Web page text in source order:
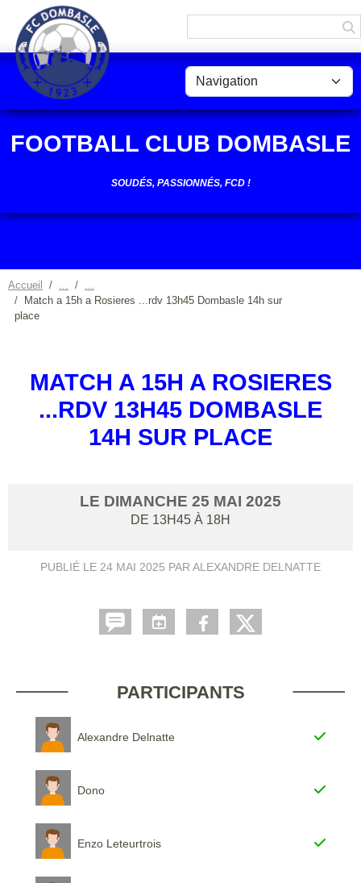
FOOTBALL CLUB DOMBASLE
SOUDÉS, PASSIONNÉS, FCD !
Accueil
Match a 15h a Rosieres ...rdv 13h45 Dombasle 14h sur
place
MATCH A 15H A ROSIERES
...RDV 13H45 DOMBASLE
14H SUR PLACE
LE DIMANCHE 25 MAI 2025
DE 13H45 À 18H
PUBLIÉ LE 24 MAI 2025 PAR ALEXANDRE DELNATTE
PARTICIPANTS
Alexandre Delnatte
Dono
Enzo Leteurtrois
Panneau de gestion des cookies